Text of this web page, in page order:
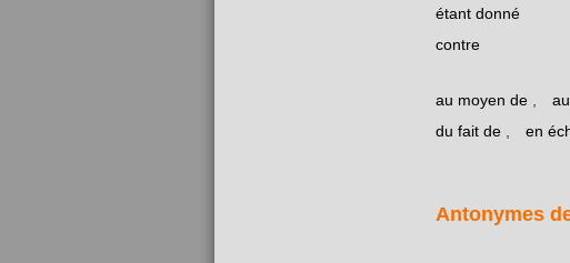
étant donné
contre
au moyen de
du fait de
en
Antonymes